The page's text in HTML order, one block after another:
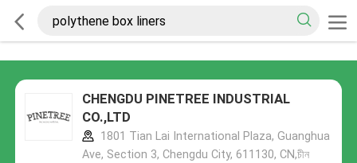
CHENGDU PINETREE INDUSTRIAL
CO.,LTD
1801 Tian Lai International Plaza, Guanghua
Ave, Section 3, Chengdu City, 611130, CN,চীন